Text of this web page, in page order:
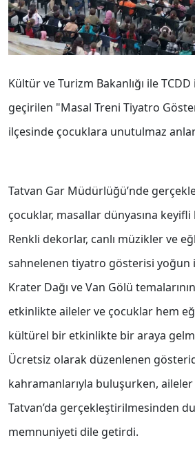
Kültür ve Turizm Bakanlığı ile
geçirilen "Masal Treni Tiyatro
ilçesinde çocuklara unutulmaz
Tatvan Gar Müdürlüğü’nde
çocuklar, masallar dünyasına
Renkli dekorlar, canlı müzikler ve
sahnelenen tiyatro gösterisi
Krater Dağı ve Van Gölü
etkinlikte aileler ve çocuklar hem
kültürel bir etkinlikte bir araya
Ücretsiz olarak düzenlenen
kahramanlarıyla buluşurken,
Tatvan’da gerçekleştirilmesinden
memnuniyeti dile getirdi.